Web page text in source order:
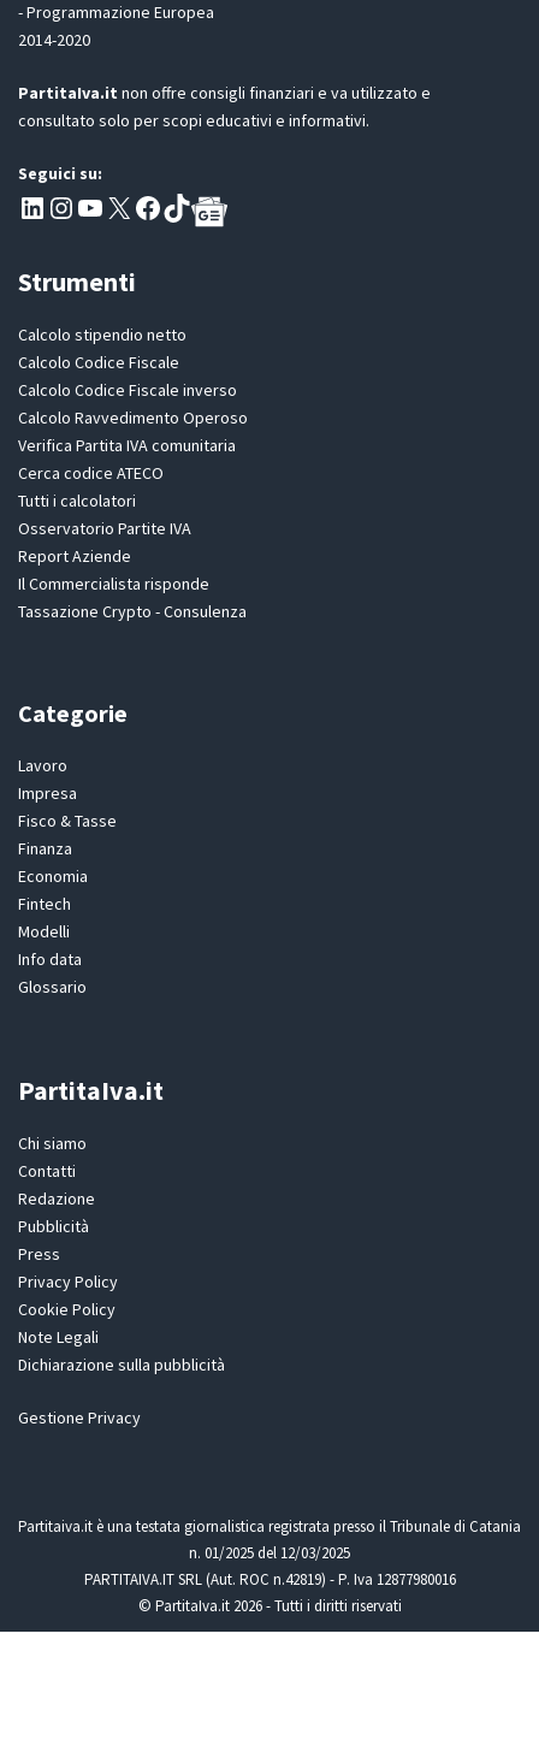
R
*
- Programmazione Europea
2014-2020
PartitaIva.it non offre consigli finanziari e va utilizzato e
consultato solo per scopi educativi e informativi.
Seguici su:
Pagina LinkedIn PartitaIva
Instagram
Canale YouTube Evoluzione - Partitaiva.it
X Segui PartitaIva su Facebook
TikTok
Strumenti
Calcolo stipendio netto
Calcolo Codice Fiscale
Calcolo Codice Fiscale inverso
Calcolo Ravvedimento Operoso
Verifica Partita IVA comunitaria
Cerca codice ATECO
Tutti i calcolatori
Osservatorio Partite IVA
Report Aziende
Il Commercialista risponde
Tassazione Crypto - Consulenza
Categorie
Lavoro
Impresa
Fisco & Tasse
Finanza
Economia
Fintech
Modelli
Info data
Glossario
PartitaIva.it
Chi siamo
Contatti
Redazione
Pubblicità
Press
Privacy Policy
Cookie Policy
Note Legali
Dichiarazione sulla pubblicità
Gestione Privacy
Partitaiva.it è una testata giornalistica registrata presso il Tribunale di Catania
n. 01/2025 del 12/03/2025
PARTITAIVA.IT SRL (Aut. ROC n.42819) - P. Iva 12877980016
© PartitaIva.it 2026 - Tutti i diritti riservati